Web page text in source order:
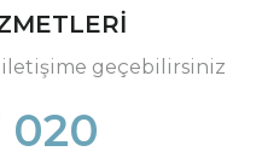
geçebilirsiniz
020